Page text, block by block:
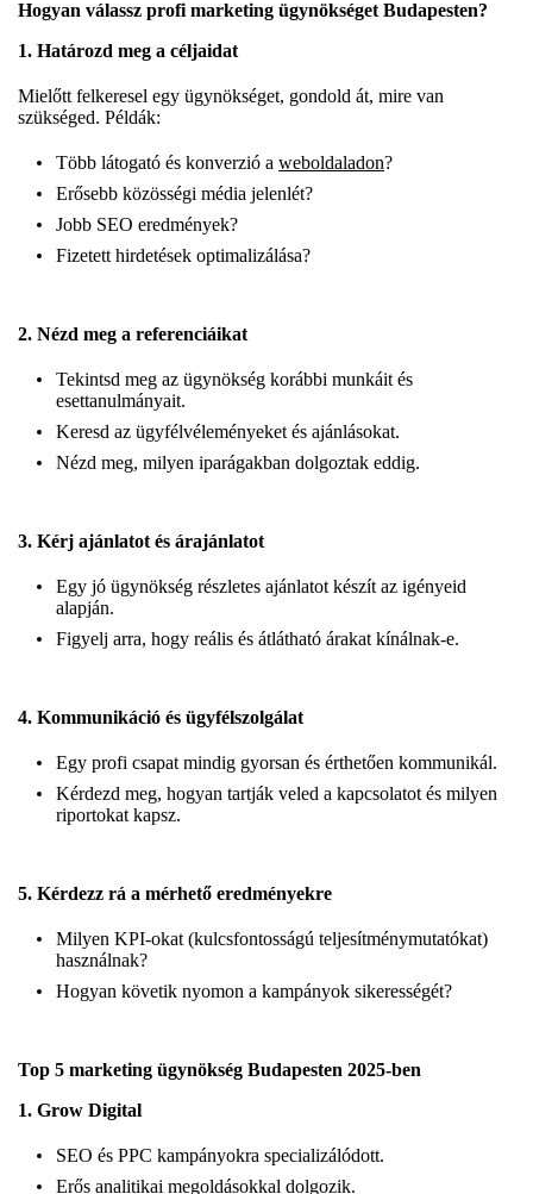
Hogyan válassz profi marketing ügynökséget Budapesten?
1. Határozd meg a céljaidat
Mielőtt felkeresel egy ügynökséget, gondold át, mire van
szükséged. Példák:
Több látogató és konverzió a weboldaladon?
Erősebb közösségi média jelenlét?
Jobb SEO eredmények?
Fizetett hirdetések optimalizálása?
2. Nézd meg a referenciáikat
Tekintsd meg az ügynökség korábbi munkáit és
esettanulmányait.
Keresd az ügyfélvéleményeket és ajánlásokat.
Nézd meg, milyen iparágakban dolgoztak eddig.
3. Kérj ajánlatot és árajánlatot
Egy jó ügynökség részletes ajánlatot készít az igényeid
alapján.
Figyelj arra, hogy reális és átlátható árakat kínálnak-e.
4. Kommunikáció és ügyfélszolgálat
Egy profi csapat mindig gyorsan és érthetően kommunikál.
Kérdezd meg, hogyan tartják veled a kapcsolatot és milyen
riportokat kapsz.
5. Kérdezz rá a mérhető eredményekre
Milyen KPI-okat (kulcsfontosságú teljesítménymutatókat)
használnak?
Hogyan követik nyomon a kampányok sikerességét?
Top 5 marketing ügynökség Budapesten 2025-ben
1. Grow Digital
SEO és PPC kampányokra specializálódott.
Erős analitikai megoldásokkal dolgozik.